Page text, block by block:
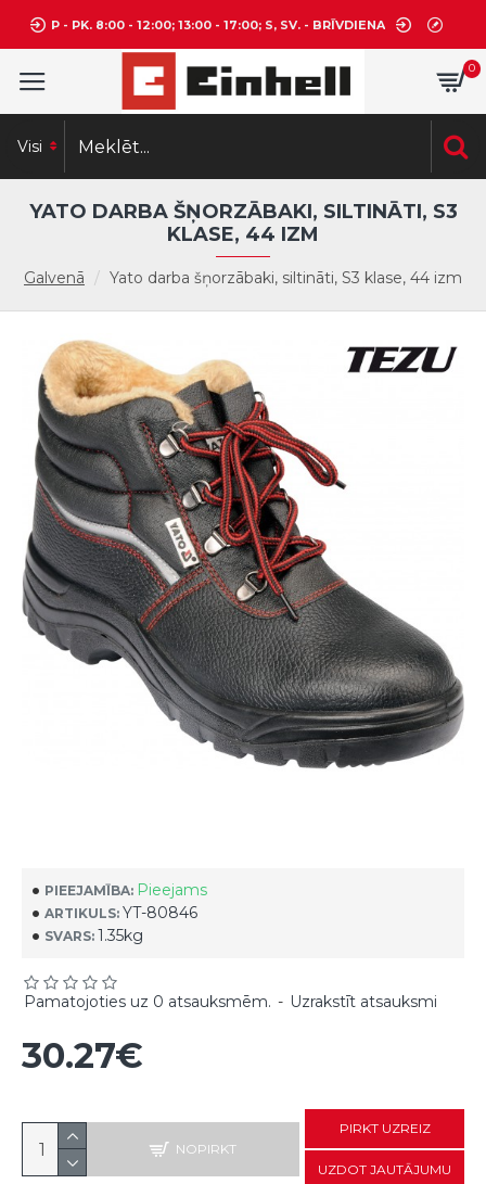
P - PK. 8:00 - 12:00; 13:00 - 17:00; S, SV. - BRĪVDIENA
0
Visi
Galvenā Yato darba šņorzābaki, siltināti, S3 klase, 44 izm
YATO DARBA ŠŅORZĀBAKI, SILTINĀTI, S3
KLASE, 44 IZM
PIEEJAMĪBA: Pieejams
ARTIKULS: YT-80846
SVARS: 1.35kg
Pamatojoties uz 0 atsauksmēm. - Uzrakstīt atsauksmi
30.27€
NOPIRKT
PIRKT UZREIZ
UZDOT JAUTĀJUMU